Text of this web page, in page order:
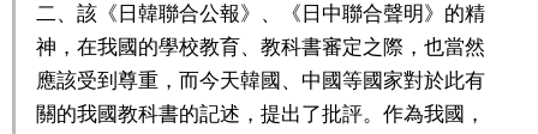
二、該《日韓聯合公報》、《日中聯合聲明》的精
神，在我國的學校教育、教科書審定之際，也當然
應該受到尊重，而今天韓國、中國等國家對於此有
關的我國教科書的記述，提出了批評。作為我國，